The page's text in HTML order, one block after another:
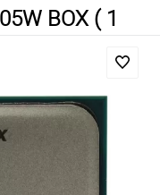
BOX ( 1